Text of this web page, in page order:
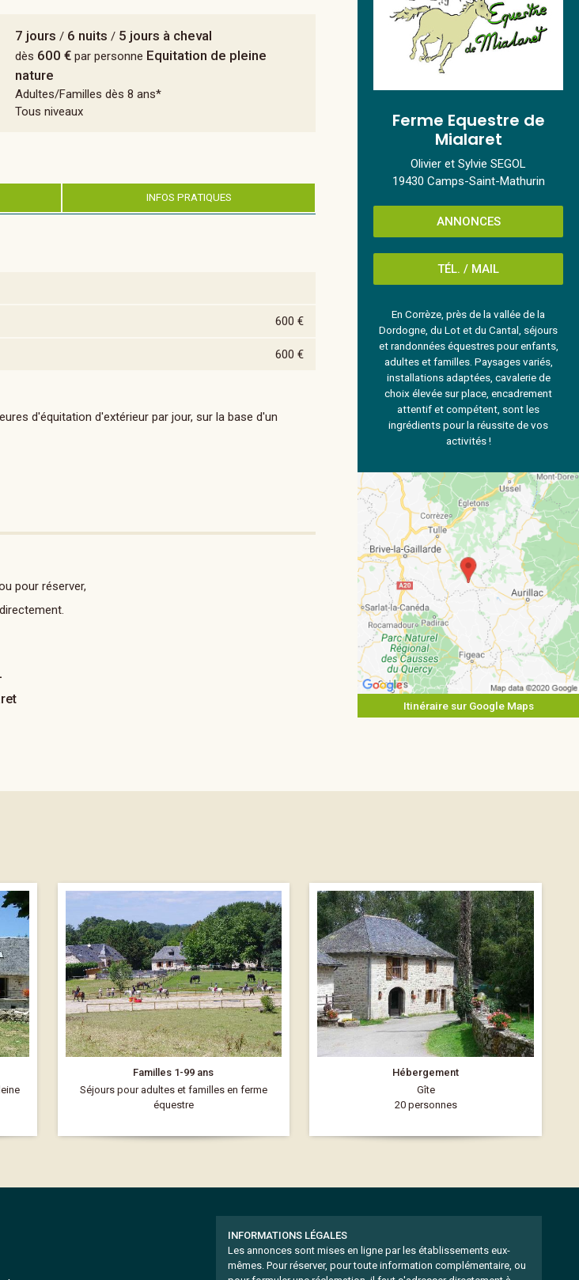
7 jours / 6 nuits / 5 jours à cheval
dès 600 €par personne Equitation de pleine
nature
Adultes/Familles dès 8 ans*
Tous niveaux
INFOS PRATIQUES
600 €
600 €
d'équitation d'extérieur par jour, sur la base d'un
pour réserver,
directement.
Ferme Equestre de
Mialaret
Olivier et Sylvie SEGOL
19430 Camps-Saint-Mathurin
ANNONCES
TÉL. / MAIL
En Corrèze, près de la vallée de la
Dordogne, du Lot et du Cantal, séjours
et randonnées équestres pour enfants,
adultes et familles. Paysages variés,
installations adaptées, cavalerie de
choix élevée sur place, encadrement
attentif et compétent, sont les
ingrédients pour la réussite de vos
activités !
Itinéraire sur Google Maps
Familles 1-99 ans
Séjours pour adultes et familles en ferme
équestre
Hébergement
Gîte
20 personnes
INFORMATIONS LÉGALES
Les annonces sont mises en ligne par les établissements eux-
mêmes.Pour réserver, pour toute information complémentaire, ou